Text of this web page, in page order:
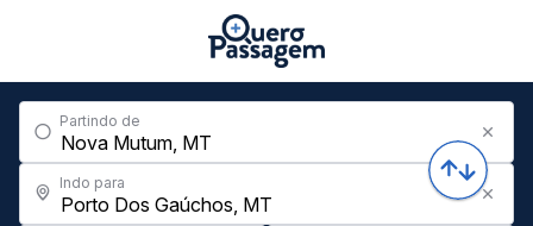
Partindo de
Indo para